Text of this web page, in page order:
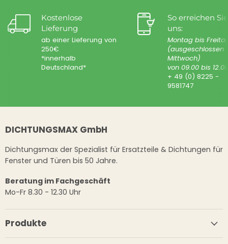
Kostenlose
Lieferung
ab einer Lieferung von
250€
*innerhalb
Deutschland*
So erreichen Sie
uns:
Montag bis
(ausgeschlossen
Mittwoch)
von 09.00 bis
+ 49 (0) 8225 -
9581747
DICHTUNGSMAX GmbH
Dichtungsmax der Spezialist für Ersatzteile & Dichtungen für
Fenster und Türen bis 50 Jahre.
Beratung im Fachgeschäft
Mo-Fr 8.30 - 12.30 Uhr
Produkte